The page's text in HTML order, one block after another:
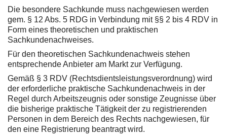
Die besondere Sachkunde muss nachgewiesen werden
gem. § 12 Abs. 5 RDG in Verbindung mit §§ 2 bis 4 RDV in
Form eines theoretischen und praktischen
Sachkundenachweises.
Für den theoretischen Sachkundenachweis stehen
entsprechende Anbieter am Markt zur Verfügung.
Gemäß § 3 RDV (Rechtsdientsleistungsverordnung) wird
der erforderliche praktische Sachkundenachweis in der
Regel durch Arbeitszeugnis oder sonstige Zeugnisse über
die bisherige praktische Tätigkeit der zu registrierenden
Personen in dem Bereich des Rechts nachgewiesen, für
den eine Registrierung beantragt wird.